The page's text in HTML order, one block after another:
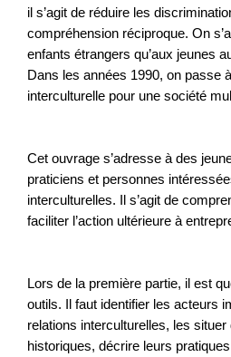
il s’agit de réduire les
compréhension réciproque. On
enfants étrangers qu’aux jeunes
Dans les années 1990, on passe à
interculturelle pour une société
Cet ouvrage s’adresse à des
praticiens et personnes
interculturelles. Il s’agit de
faciliter l’action ultérieure à
Lors de la première partie, il est
outils. Il faut identifier les acteurs
relations interculturelles, les
historiques, décrire leurs